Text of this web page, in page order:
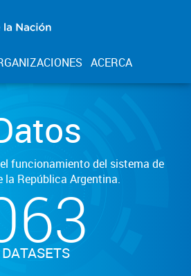
ACERCA
funcionamiento del sistema de
la República Argentina.
DATASETS